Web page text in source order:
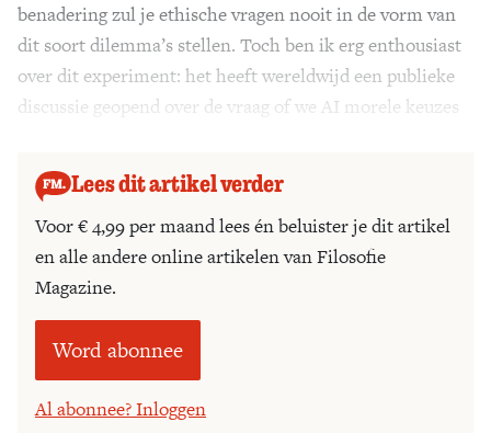
benadering zul je ethische vragen nooit in de vorm van
dit soort dilemma’s stellen. Toch ben ik erg enthousiast
over dit experiment: het heeft wereldwijd een publieke
discussie geopend over de vraag of we AI morele keuzes
Lees dit artikel verder
Voor € 4,99 per maand lees én beluister je dit artikel
en alle andere online artikelen van Filosofie
Magazine.
Word abonnee
Al abonnee? Inloggen